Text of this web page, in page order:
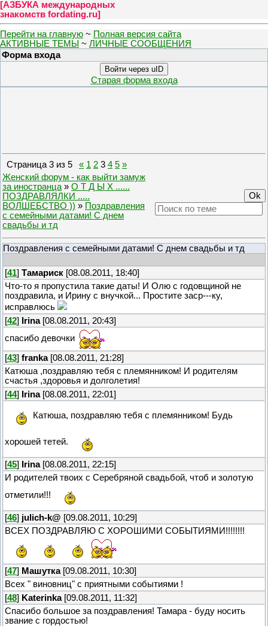
[АЗБУКА международных
знакомств fordating.ru]
Перейти на главную ~ Полная версия сайта
АКТИВНЫЕ ТЕМЫ ~ ЛИЧНЫЕ СООБЩЕНИЯ
Форма входа
Войти через uID
Старая форма входа
Страница3 из 5 « 1 2 3 4 5 »
Женский форум - как выйти замуж
за иностранца » О Т Д Ы Х ......
ПОЗДРАВЛЯЛКИ .....
ВОЛШЕБСТВО )) » Поздравления
с семейными датами! С днем
свадьбы и тд
Поздравления с семейными датами! С днем свадьбы и тд
[41] Тамариск [08.08.2011, 18:40]
Что-то я пропустила такие даты! И Олю с годовщиной не
поздравила, и Ирину с внучкой... Простите заср---ку,
исправлюсь
[42] Irina[08.08.2011, 20:43]
спасибо девочки
[43] franka[08.08.2011, 21:28]
Катюша ,поздравляю тебя с племянником! И родителям
счастья ,здоровья и долголетия!
[44] Irina[08.08.2011, 22:01]
Катюша, поздравляю тебя с племянником! Будь
хорошей тетей.
[45] Irina[08.08.2011, 22:15]
И родителей твоих с Серебряной свадьбой, чтоб и золотую
отметили!!!
[46] julich-k@ [09.08.2011, 10:29]
ВСЕХ ПОЗДРАВЛЯЮ С ХОРОШИМИ СОБЫТИЯМИ!!!!!!!!
[47] Машутка[09.08.2011, 10:30]
Всех " виновниц" с приятными событиями !
[48] Katerinka[09.08.2011, 11:32]
Спасибо большое за поздравления! Тамара - буду носить
звание с гордостью!